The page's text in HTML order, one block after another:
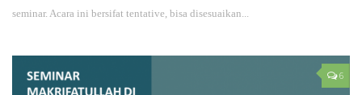
seminar. Acara ini bersifat tentative, bisa disesuaikan...
6